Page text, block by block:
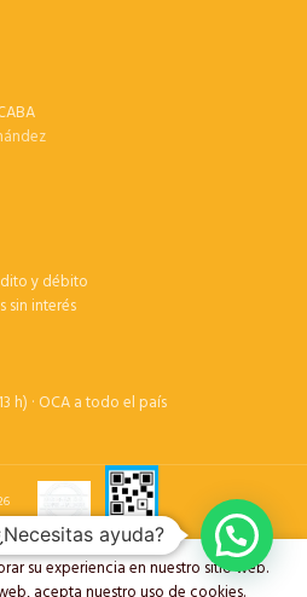
y débito
sin interés
h) · OCA a todo el país
su experiencia en nuestro sitio web.
ayuda?